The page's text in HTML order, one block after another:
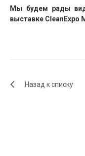
Мы будем рады
выставке CleanExpo
Назад к списку